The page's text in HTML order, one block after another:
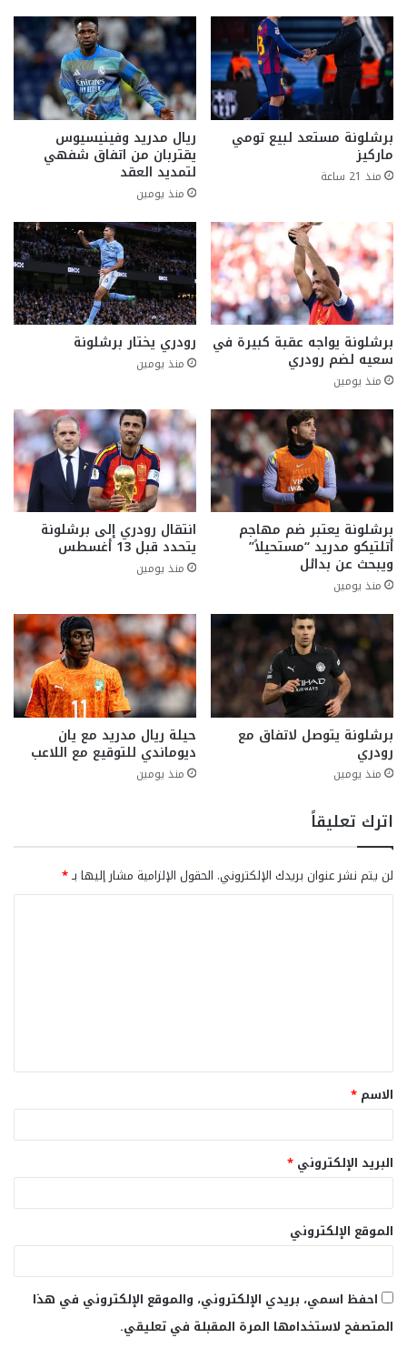
برشلونة مستعد لبيع تومي
ماركيز
منذ 21 ساعة
ريال مدريد وفينيسيوس
يقتربان من اتفاق شفهي
لتمديد العقد
منذ يومين
برشلونة يواجه عقبة كبيرة في
سعيه لضم رودري
منذ يومين
رودري يختار برشلونة
منذ يومين
برشلونة يعتبر ضم مهاجم
أتلتيكو مدريد “مستحيلاً”
ويبحث عن بدائل
منذ يومين
انتقال رودري إلى برشلونة
يتحدد قبل 13 أغسطس
منذ يومين
برشلونة يتوصل لاتفاق مع
رودري
منذ يومين
حيلة ريال مدريد مع يان
ديوماندي للتوقيع مع اللاعب
منذ يومين
اترك تعليقاً
لن يتم نشر عنوان بريدك الإلكتروني. الحقول الإلزامية مشار إليها بـ*
ق
*
الاسم *
البريد الإلكتروني *
الموقع الإلكتروني
احفظ اسمي، بريدي الإلكتروني، والموقع الإلكتروني في هذا
المتصفح لاستخدامها المرة المقبلة في تعليقي.